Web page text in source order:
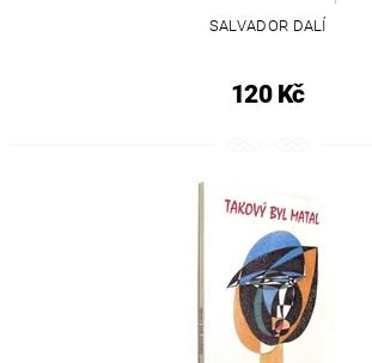
SALVADOR DALÍ
120 Kč